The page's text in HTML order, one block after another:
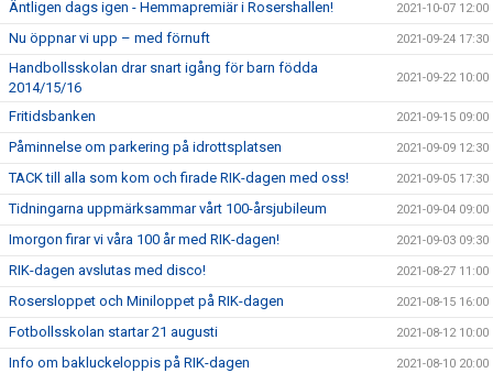
Äntligen dags igen - Hemmapremiär i Rosershallen! 2021-10-07 12:00
Nu öppnar vi upp – med förnuft 2021-09-24 17:30
Handbollsskolan drar snart igång för barn födda
2014/15/16
2021-09-22 10:00
Fritidsbanken 2021-09-15 09:00
Påminnelse om parkering på idrottsplatsen 2021-09-09 12:30
TACK till alla som kom och firade RIK-dagen med oss! 2021-09-05 17:30
Tidningarna uppmärksammar vårt 100-årsjubileum 2021-09-04 09:00
Imorgon firar vi våra 100 år med RIK-dagen! 2021-09-03 09:30
RIK-dagen avslutas med disco! 2021-08-27 11:00
Rosersloppet och Miniloppet på RIK-dagen 2021-08-15 16:00
Fotbollsskolan startar 21 augusti 2021-08-12 10:00
Info om bakluckeloppis på RIK-dagen 2021-08-10 20:00